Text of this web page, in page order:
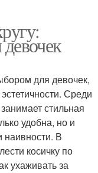
для девочек,
Среди
стильная
удобна, но и
наивности. В
косичку по
ухаживать за